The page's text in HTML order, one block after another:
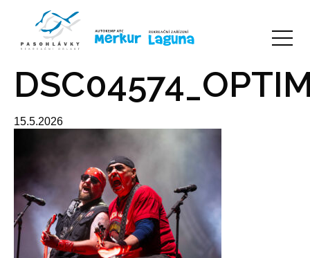
15.5.2026